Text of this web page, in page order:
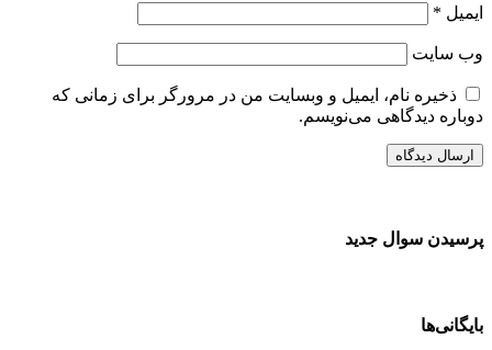
ایمیل *
وب‌ سایت
ذخیره نام، ایمیل و وبسایت من در مرورگر برای زمانی که
دوباره دیدگاهی می‌نویسم.
پرسیدن سوال جدید
بایگانی‌ها